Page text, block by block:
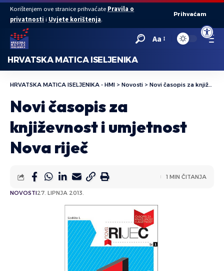
Open
Korištenjem ove stranice prihvaćate Pravila o
privatnosti i Uvjete korištenja.
Prihvaćam
Aa
HRVATSKA MATICA ISELJENIKA
HRVATSKA MATICA ISELJENIKA - HMI > Novosti > Novi časopis za književnost i umjetnost Nova riječ
Novi časopis za
književnost i umjetnost
Nova riječ
NOVOSTI27. LIPNJA 2013.
1 MIN ČITANJA